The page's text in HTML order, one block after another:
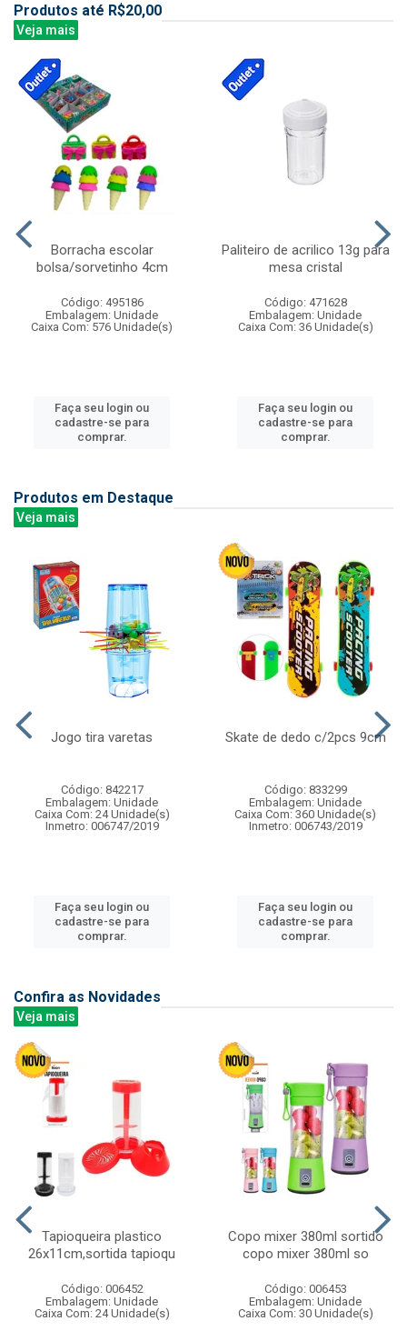
Produtos até R$20,00
Veja mais
Borracha escolar
bolsa/sorvetinho 4cm
Código: 495186
Embalagem: Unidade
Caixa Com: 576 Unidade(s)
Faça seu login ou
cadastre-se para
comprar.
Paliteiro de acrilico 13g para
mesa cristal
Código: 471628
Embalagem: Unidade
Caixa Com: 36 Unidade(s)
Faça seu login ou
cadastre-se para
comprar.
Produtos em Destaque
Veja mais
Jogo tira varetas
Código: 842217
Embalagem: Unidade
Caixa Com: 24 Unidade(s)
Inmetro: 006747/2019
Faça seu login ou
cadastre-se para
comprar.
Skate de dedo c/2pcs 9cm
Código: 833299
Embalagem: Unidade
Caixa Com: 360 Unidade(s)
Inmetro: 006743/2019
Faça seu login ou
cadastre-se para
comprar.
Confira as Novidades
Veja mais
Tapioqueira plastico
26x11cm,sortida tapioqu
Código: 006452
Embalagem: Unidade
Caixa Com: 24 Unidade(s)
Copo mixer 380ml sortido
copo mixer 380ml so
Código: 006453
Embalagem: Unidade
Caixa Com: 30 Unidade(s)